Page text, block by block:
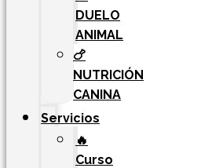
DUELO
ANIMAL
🍗
NUTRICIÓN
CANINA
Servicios
🔥
Curso